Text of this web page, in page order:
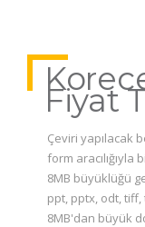
Fiyat
Çeviri yapılacak
form
8MB büyüklüğü
ppt, pptx, odt,
8MB'dan büyük